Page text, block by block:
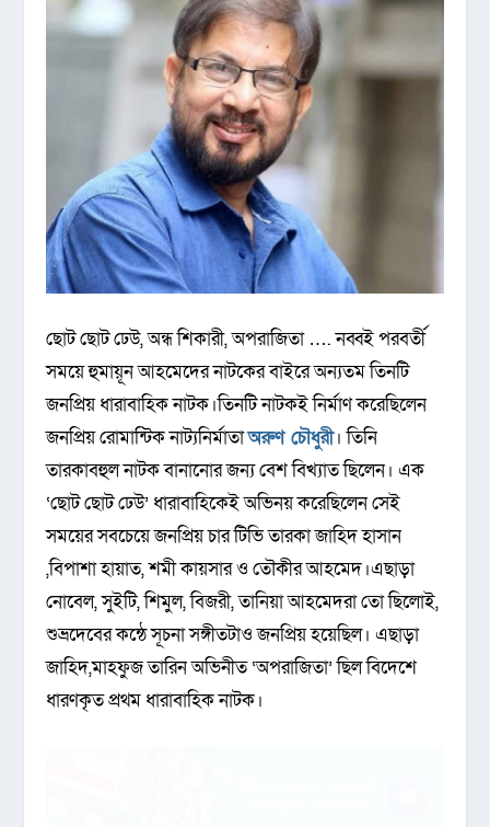
ছোট ছোট ঢেউ, অন্ধ শিকারী, অপরাজিতা …. নব্বই পরবর্তী
সময়ে হুমায়ূন আহমেদের নাটকের বাইরে অন্যতম তিনটি
জনপ্রিয় ধারাবাহিক নাটক।তিনটি নাটকই নির্মাণ করেছিলেন
জনপ্রিয় রোমান্টিক নাট্যনির্মাতাঅরুণ চৌধুরী। তিনি
তারকাবহুল নাটক বানানোর জন্য বেশ বিখ্যাত ছিলেন। এক
‘ছোট ছোট ঢেউ’ ধারাবাহিকেই অভিনয় করেছিলেন সেই
সময়ের সবচেয়ে জনপ্রিয় চার টিভি তারকা জাহিদ হাসান
,বিপাশা হায়াত, শমী কায়সার ও তৌকীর আহমেদ।এছাড়া
নোবেল, সুইটি, শিমুল, বিজরী, তানিয়া আহমেদরা তো ছিলোই,
শুভ্রদেবের কন্ঠে সূচনা সঙ্গীতটাও জনপ্রিয় হয়েছিল। এছাড়া
জাহিদ,মাহফুজ তারিন অভিনীত ‘অপরাজিতা’ ছিল বিদেশে
ধারণকৃত প্রথম ধারাবাহিক নাটক।